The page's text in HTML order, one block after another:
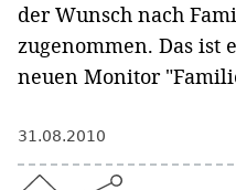
der Wunsch nach
zugenommen. Das ist
neuen Monitor
31.08.2010